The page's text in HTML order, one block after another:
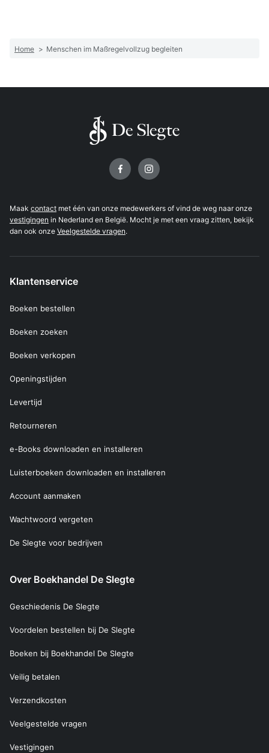
Home > Menschen im Maßregelvollzug begleiten
Maak contact met één van onze medewerkers of vind de weg naar onze
vestigingen in Nederland en België. Mocht je met een vraag zitten, bekijk
dan ook onze Veelgestelde vragen.
Klantenservice
Boeken bestellen
Boeken zoeken
Boeken verkopen
Openingstijden
Levertijd
Retourneren
e-Books downloaden en installeren
Luisterboeken downloaden en installeren
Account aanmaken
Wachtwoord vergeten
De Slegte voor bedrijven
Over Boekhandel De Slegte
Geschiedenis De Slegte
Voordelen bestellen bij De Slegte
Boeken bij Boekhandel De Slegte
Veilig betalen
Verzendkosten
Veelgestelde vragen
Vestigingen